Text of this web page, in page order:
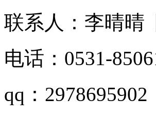
联系人：李晴晴
电话：0531-
qq：